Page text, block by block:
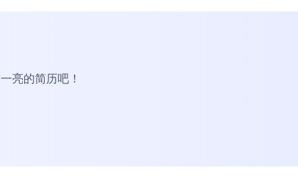
亮的简历吧！